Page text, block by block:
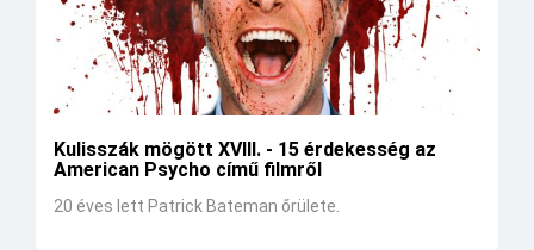
Kulisszák mögött XVIII. - 15 érdekesség az
American Psycho című filmről
20 éves lett Patrick Bateman őrülete.